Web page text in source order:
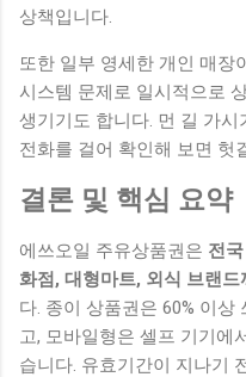
상책입니다.
또한 일부 영세한 개인 매장
시스템 문제로 일시적으로
생기기도 합니다. 먼 길 가
전화를 걸어 확인해 보면 헛
결론 및 핵심 요약
에쓰오일 주유상품권은 전
화점, 대형마트, 외식 브랜드
다. 종이 상품권은 60% 이상
고, 모바일형은 셀프 기기에
습니다. 유효기간이 지나기